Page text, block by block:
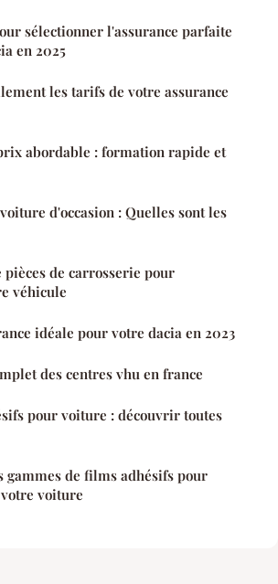
sélectionner l'assurance parfaite
en 2025
les tarifs de votre assurance
abordable : formation rapide et
d'occasion : Quelles sont les
pièces de carrosserie pour
véhicule
idéale pour votre dacia en 2023
des centres vhu en france
pour voiture : découvrir toutes
gammes de films adhésifs pour
voiture